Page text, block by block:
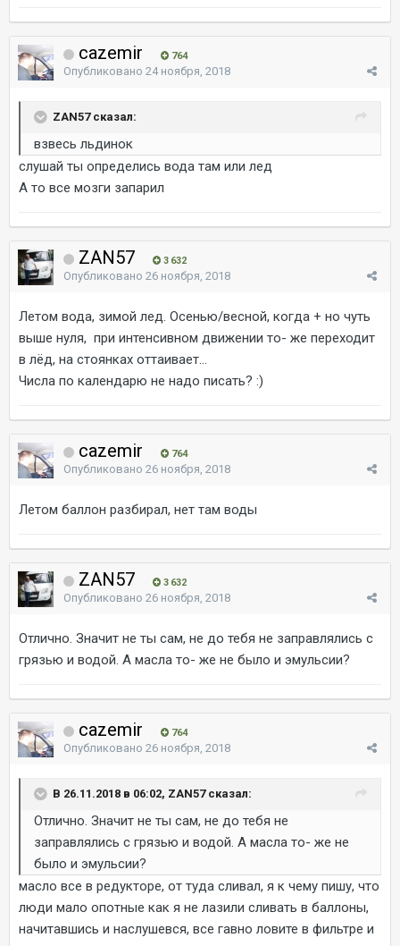
cazemir 764
Опубликовано 24 ноября, 2018
ZAN57 сказал:
взвесь льдинок
слушай ты определись вода там или лед
А то все мозги запарил
ZAN57 3 632
Опубликовано 26 ноября, 2018
Летом вода, зимой лед. Осенью/весной, когда + но чуть
выше нуля, при интенсивном движении то- же переходит
в лёд, на стоянках оттаивает...
Числа по календарю не надо писать? :)
cazemir 764
Опубликовано 26 ноября, 2018
Летом баллон разбирал, нет там воды
ZAN57 3 632
Опубликовано 26 ноября, 2018
Отлично. Значит не ты сам, не до тебя не заправлялись с
грязью и водой. А масла то- же не было и эмульсии?
cazemir 764
Опубликовано 26 ноября, 2018
В 26.11.2018 в 06:02, ZAN57 сказал:
Отлично. Значит не ты сам, не до тебя не
заправлялись с грязью и водой. А масла то- же не
было и эмульсии?
масло все в редукторе, от туда сливал, я к чему пишу, что
люди мало опотные как я не лазили сливать в баллоны,
начитавшись и наслушевся, все гавно ловите в фильтре и